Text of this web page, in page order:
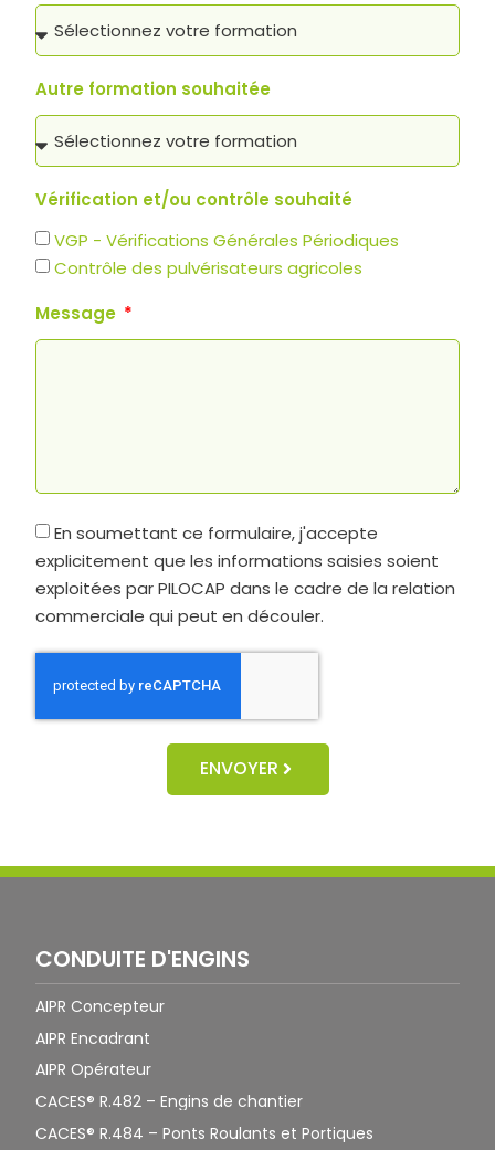
Autre formation souhaitée
Vérification et/ou contrôle souhaité
VGP - Vérifications Générales Périodiques
Contrôle des pulvérisateurs agricoles
Message
En soumettant ce formulaire, j'accepte
explicitement que les informations saisies soient
exploitées par PILOCAP dans le cadre de la relation
commerciale qui peut en découler.
ENVOYER
CONDUITE D'ENGINS
AIPR Concepteur
AIPR Encadrant
AIPR Opérateur
CACES® R.482 – Engins de chantier
CACES® R.484 – Ponts Roulants et Portiques